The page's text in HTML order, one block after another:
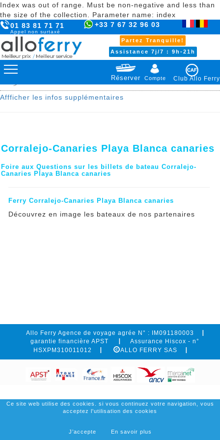
Index was out of range. Must be non-negative and less than
the size of the collection. Parameter name: index
01 83 81 71 71
Appel non surtaxé
+33 7 67 32 96 03
Partez Tranquille!
Assistance 7j/7 : 9h-21h
Réserver Compte
Club Allo Ferry
>
Affficher les infos supplémentaires
Corralejo-Canaries Playa Blanca canaries
Foire aux Questions sur les billets de bateau Corralejo-
Canaries Playa Blanca canaries
Ferry Corralejo-Canaries Playa Blanca canaries
Découvrez en image les bateaux de nos partenaires
Ce site web utilise des cookies. si vous continuez votre navigation, vous
acceptez l'utilisation des cookies
J’accepte En savoir plus
Allo Ferry Agence de voyage agrée N° : IM091180003
garantie financière APST
Assurance Hiscox - n°
HSXPM310011012
ALLO FERRY SAS